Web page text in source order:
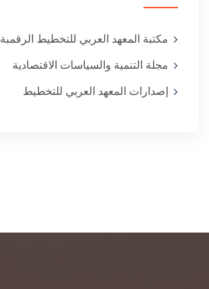
مكتبة المعهد العربي للتخطيط الرقمبة
مجلة التنمية والسياسات الاقتصادية
إصدارات المعهد العربي للتخطيط